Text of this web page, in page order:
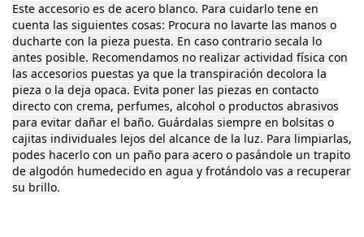
Este accesorio es de acero blanco. Para cuidarlo tene en
cuenta las siguientes cosas: Procura no lavarte las manos o
ducharte con la pieza puesta. En caso contrario secala lo
antes posible. Recomendamos no realizar actividad física con
las accesorios puestas ya que la transpiración decolora la
pieza o la deja opaca. Evita poner las piezas en contacto
directo con crema, perfumes, alcohol o productos abrasivos
para evitar dañar el baño. Guárdalas siempre en bolsitas o
cajitas individuales lejos del alcance de la luz. Para limpiarlas,
podes hacerlo con un paño para acero o pasándole un trapito
de algodón humedecido en agua y frotándolo vas a recuperar
su brillo.